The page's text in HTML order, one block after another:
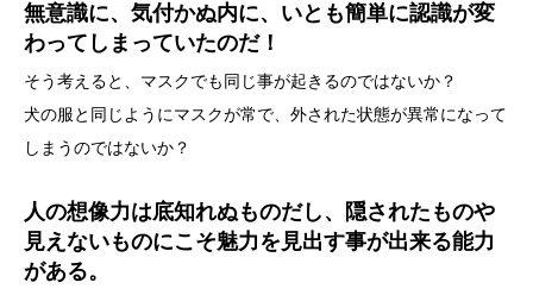
無意識に、気付かぬ内に、いとも簡単に認識が変
わってしまっていたのだ！
そう考えると、マスクでも同じ事が起きるのではないか？
犬の服と同じようにマスクが常で、外された状態が異常になって
しまうのではないか？
人の想像力は底知れぬものだし、隠されたものや
見えないものにこそ魅力を見出す事が出来る能力
がある。